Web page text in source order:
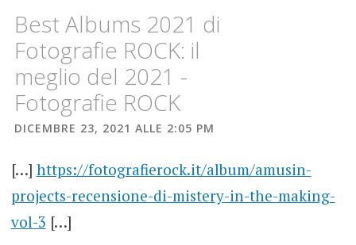
DOWNTEMPO
ELETTRO-
FUNK
HOP
JAZZ
LO-
Best Albums 2021 di
Fotografie ROCK: il
meglio del 2021 -
Fotografie ROCK
DICEMBRE 23, 2021 ALLE 2:05 PM
[…] https://fotografierock.it/album/amusin-
projects-recensione-di-mistery-in-the-making-
vol-3 […]